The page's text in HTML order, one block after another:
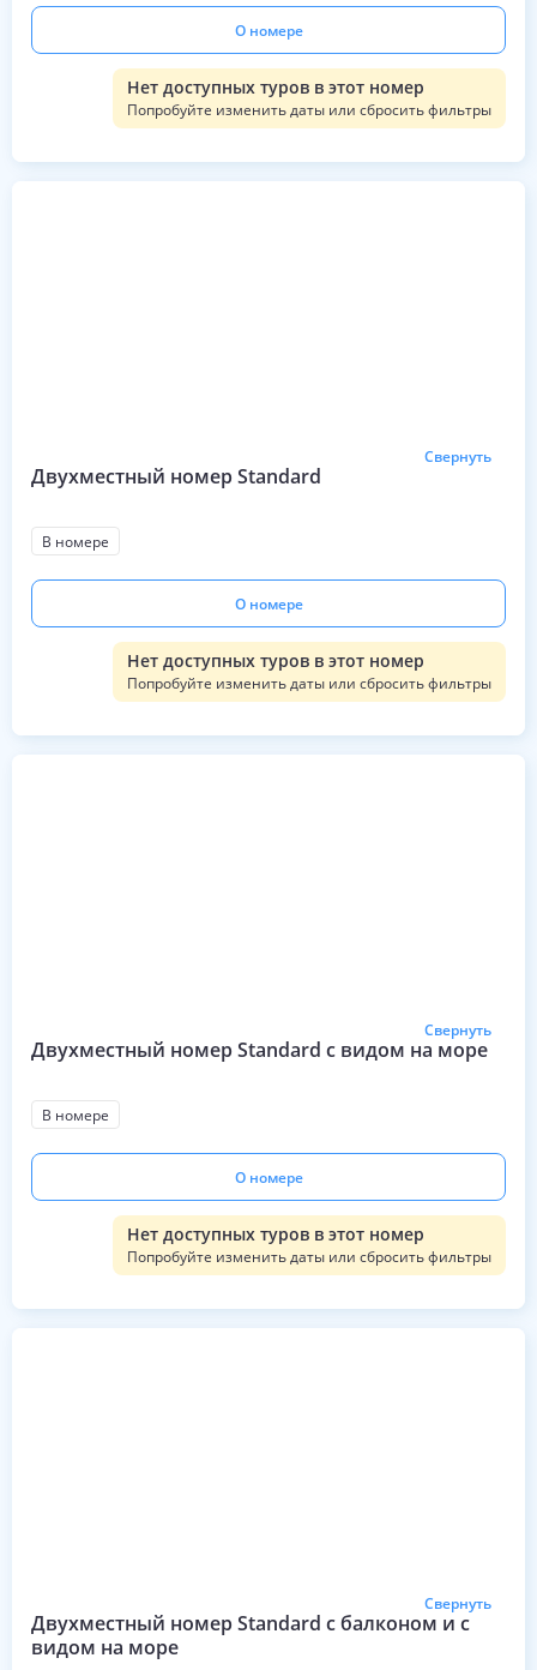
О номере
Нет доступных туров в этот номер
Попробуйте изменить даты или сбросить фильтры
Двухместный номер Standard
Свернуть
В номере
О номере
Нет доступных туров в этот номер
Попробуйте изменить даты или сбросить фильтры
Двухместный номер Standard с видом на море
Свернуть
В номере
О номере
Нет доступных туров в этот номер
Попробуйте изменить даты или сбросить фильтры
Двухместный номер Standard с балконом и с
видом на море
Свернуть